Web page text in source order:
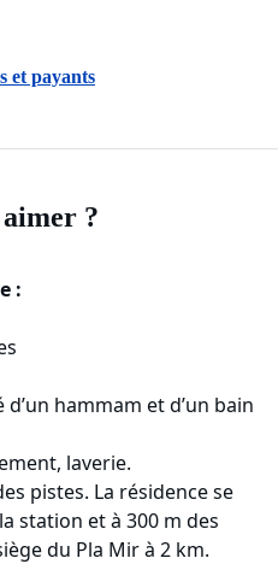
et payants
?
:
hammam et d’un bain
laverie.
pistes. La résidence se
station et à 300 m des
du Pla Mir à 2 km.